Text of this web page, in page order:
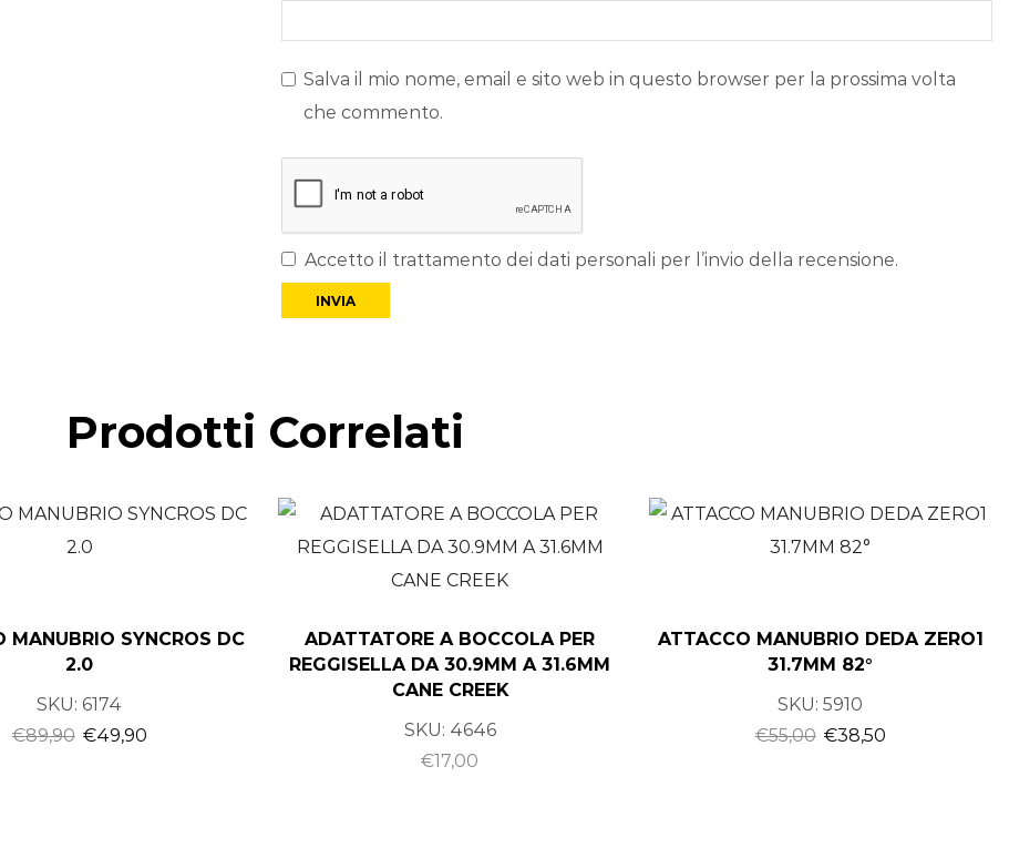
Salva il mio nome, email e sito web in questo browser per la prossima volta
che commento.
Accetto il trattamento dei dati personali per l’invio della recensione.
Prodotti Correlati
MANUBRIO SYNCROS DC
2.0
SKU:6174
€89,90 €49,90
ADATTATORE A BOCCOLA PER
REGGISELLA DA 30.9MM A 31.6MM
CANE CREEK
SKU: 4646
€17,00
ATTACCO MANUBRIO DEDA ZERO1
31.7MM 82°
SKU:5910
€55,00 €38,50